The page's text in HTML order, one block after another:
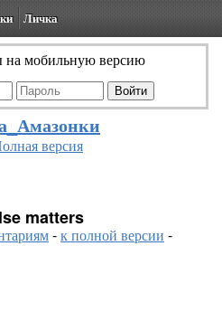
Личка
мобильную версию
версия
matters
-к полной версии -